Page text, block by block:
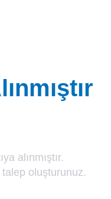
alınmıştır.
talep oluşturunuz.